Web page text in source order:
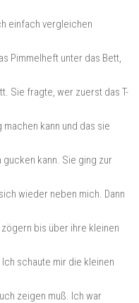
einfach vergleichen
Pimmelheft unter das Bett,
Sie fragte, wer zuerst das T-
kann und das sie
kann. Sie ging zur
wieder neben mich. Dann
zögern bis über ihre kleinen
schaute mir die kleinen
zeigen muß. Ich war